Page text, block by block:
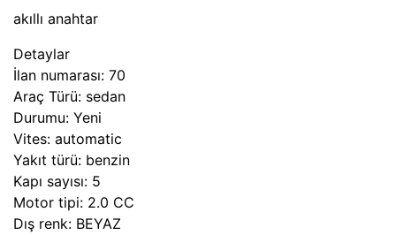
akıllı anahtar
Detaylar
İlan numarası: 70
Araç Türü: sedan
Durumu: Yeni
Vites: automatic
Yakıt türü: benzin
Kapı sayısı: 5
Motor tipi: 2.0 CC
Dış renk: BEYAZ